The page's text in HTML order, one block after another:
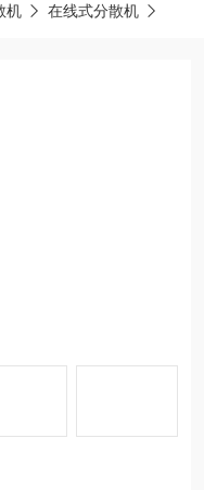
机 在线式分散机